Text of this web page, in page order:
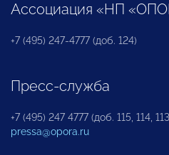
Ассоциация «НП
+7 (495) 247-4777 (доб. 124)
Пресс-служба
+7 (495) 247 4777 (доб. 115, 114,
pressa@opora.ru